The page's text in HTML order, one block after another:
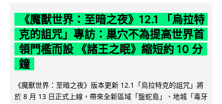
《魔獸世界：至暗之夜》12.1 「烏拉特
克的詛咒」專訪：巢穴不為提高世界首
領門檻而設 《諸王之眠》縮短約 10 分
鐘
《魔獸世界：至暗之夜》版本更新 12.1「烏拉特克的詛咒」將
於 8 月 13 日正式上線，帶來全新區域「盤蛇島」、地城「毒牙